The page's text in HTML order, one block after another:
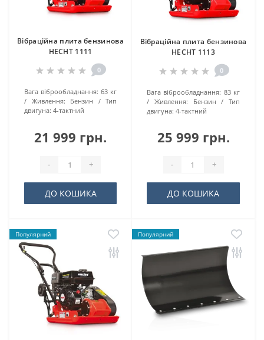
Вібраційна плита бензинова
HECHT 1111
0
Вага віброобладнання: 63 кг
Живлення:
Бензин
Тип
двигуна: 4-тактний
21 999 грн.
- +
ДО КОШИКА
Вібраційна плита бензинова
HECHT 1113
0
Вага віброобладнання: 83 кг
Живлення:
Бензин
Тип
двигуна: 4-тактний
25 999 грн.
- +
ДО КОШИКА
Популярний Популярний